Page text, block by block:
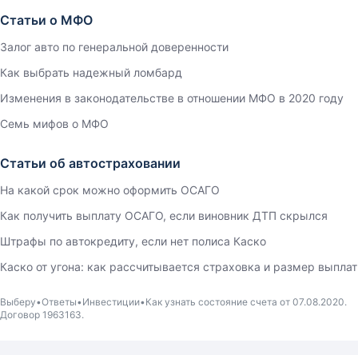
Статьи о МФО
Залог авто по генеральной доверенности
Как выбрать надежный ломбард
Изменения в законодательстве в отношении МФО в 2020 году
Семь мифов о МФО
Статьи об автостраховании
На какой срок можно оформить ОСАГО
Как получить выплату ОСАГО, если виновник ДТП скрылся
Штрафы по автокредиту, если нет полиса Каско
Каско от угона: как рассчитывается страховка и размер выплат
Выберу Ответы Инвестиции Как узнать состояние счета от 07.08.2020.
Договор 1963163.